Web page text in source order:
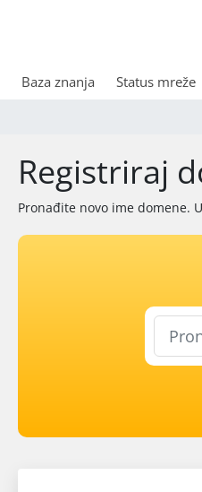
Baza znanja Status mreže
Registriraj
Pronađite novo ime domene.